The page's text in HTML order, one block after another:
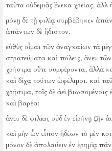
ταῦτα οὐδεμιᾶς ἕνεκα χρείας, ἀλλ
μόνῃ δὲ τῇ φιλίᾳ συμβέβηκεν
ἁπάντων δὲ ἥδιστον.
εὐθὺς οἶμαι τῶν ἀναγκαίων τὰ
στρατεύματα καὶ πόλεις, ἄνευ
χρήσιμα οὔτε συμφέροντα, ἀλλὰ
καὶ δίχα τούτων ὠφέλιμοι. καὶ
χρήσιμα, τοῖς δὲ ἀεὶ βιωσομένοις
καὶ βαρέα:
ἄνευ δὲ φιλίας οὐδ ἐν εἰρήνῃ ζῆν
καὶ μὴν ὧν εἶπον ἡδέων τὸ μὲν
μόνον δὲ ἀπολαύειν ἐν ἐρημίᾳ